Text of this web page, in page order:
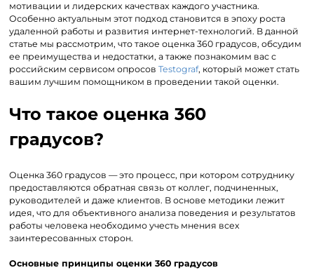
мотивации и лидерских качествах каждого участника.
Особенно актуальным этот подход становится в эпоху роста
удаленной работы и развития интернет-технологий. В данной
статье мы рассмотрим, что такое оценка 360 градусов, обсудим
ее преимущества и недостатки, а также познакомим вас с
российским сервисом опросовTestograf, который может стать
вашим лучшим помощником в проведении такой оценки.
Что такое оценка 360
градусов?
Оценка 360 градусов — это процесс, при котором сотруднику
предоставляются обратная связь от коллег, подчиненных,
руководителей и даже клиентов. В основе методики лежит
идея, что для объективного анализа поведения и результатов
работы человека необходимо учесть мнения всех
заинтересованных сторон.
Основные принципы оценки 360 градусов